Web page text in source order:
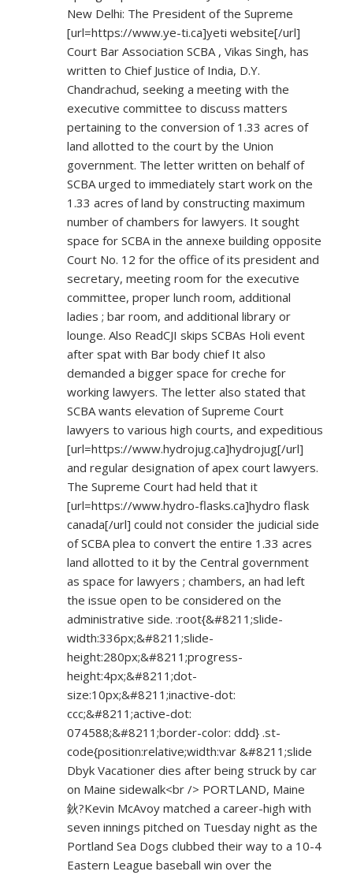
New Delhi: The President of the Supreme
[url=https://www.ye-ti.ca]yeti website[/url]
Court Bar Association SCBA , Vikas Singh, has
written to Chief Justice of India, D.Y.
Chandrachud, seeking a meeting with the
executive committee to discuss matters
pertaining to the conversion of 1.33 acres of
land allotted to the court by the Union
government. The letter written on behalf of
SCBA urged to immediately start work on the
1.33 acres of land by constructing maximum
number of chambers for lawyers. It sought
space for SCBA in the annexe building opposite
Court No. 12 for the office of its president and
secretary, meeting room for the executive
committee, proper lunch room, additional
ladies ; bar room, and additional library or
lounge. Also ReadCJI skips SCBAs Holi event
after spat with Bar body chief It also
demanded a bigger space for creche for
working lawyers. The letter also stated that
SCBA wants elevation of Supreme Court
lawyers to various high courts, and expeditious
[url=https://www.hydrojug.ca]hydrojug[/url]
and regular designation of apex court lawyers.
The Supreme Court had held that it
[url=https://www.hydro-flasks.ca]hydro flask
canada[/url] could not consider the judicial side
of SCBA plea to convert the entire 1.33 acres
land allotted to it by the Central government
as space for lawyers ; chambers, an had left
the issue open to be considered on the
administrative side. :root{&#8211;slide-
width:336px;&#8211;slide-
height:280px;&#8211;progress-
height:4px;&#8211;dot-
size:10px;&#8211;inactive-dot:
ccc;&#8211;active-dot:
074588;&#8211;border-color: ddd} .st-
code{position:relative;width:var &#8211;slide
Dbyk Vacationer dies after being struck by car
on Maine sidewalk<br /> PORTLAND, Maine
鈥?Kevin McAvoy matched a career-high with
seven innings pitched on Tuesday night as the
Portland Sea Dogs clubbed their way to a 10-4
Eastern League baseball win over the